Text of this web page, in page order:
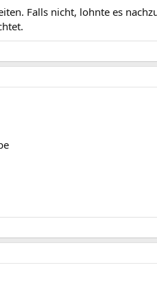
Falls nicht, lohnte es